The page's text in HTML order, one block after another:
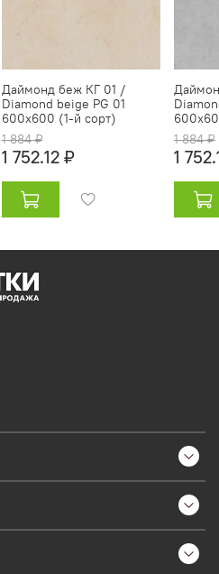
Даймонд беж КГ 01 /
Diamond beige PG 01
600х600 (1-й сорт)
1 884 ₽
1 752.12 ₽
1 884 ₽
1